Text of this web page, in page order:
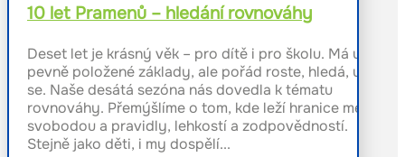
10 let Pramenů – hledání rovnováhy
Deset let je krásný věk – pro dítě i pro školu. Má už
pevně položené základy, ale pořád roste, hledá, učí
se. Naše desátá sezóna nás dovedla k tématu
rovnováhy. Přemýšlíme o tom, kde leží hranice mezi
svobodou a pravidly, lehkostí a zodpovědností.
Stejně jako děti, i my dospělí...